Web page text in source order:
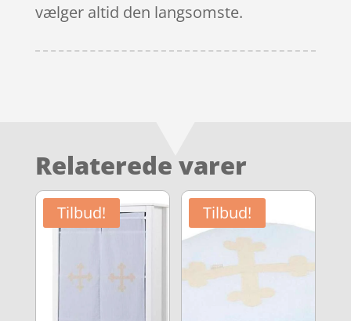
vælger altid den langsomste.
Relaterede varer
Tilbud! Tilbud!